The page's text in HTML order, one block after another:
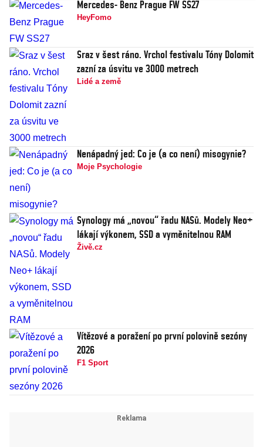
Mercedes- Benz Prague FW SS27
HeyFomo
Sraz v šest ráno. Vrchol festivalu Tóny Dolomit
zazní za úsvitu ve 3000 metrech
Lidé a země
Nenápadný jed: Co je (a co není) misogynie?
Moje Psychologie
Synology má „novou“ řadu NASů. Modely Neo+
lákají výkonem, SSD a vyměnitelnou RAM
Živě.cz
Vítězové a poražení po první polovině sezóny
2026
F1 Sport